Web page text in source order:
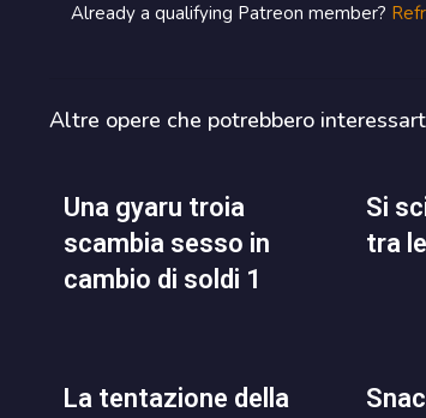
Already a qualifying Patreon member?
Altre opere che potrebbero
una gyaru troia
scambia sesso in
cambio di soldi 1
si scioglie in bocca e
tra
la tentazione della